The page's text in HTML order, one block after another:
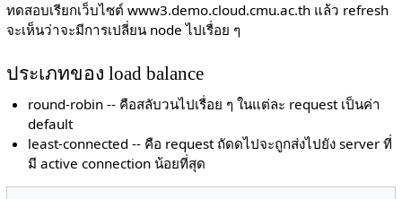
ทดสอบเรียกเว็บไซต์ www3.demo.cloud.cmu.ac.th แล้ว refresh
จะเห็นว่าจะมีการเปลี่ยน node ไปเรื่อย ๆ
ประเภทของ load balance
round-robin -- คือสลับวนไปเรื่อย ๆ ในแต่ละ request เป็นค่า
default
least-connected -- คือ request ถัดดไปจะถูกส่งไปยัง server ที่
มี active connection น้อยที่สุด